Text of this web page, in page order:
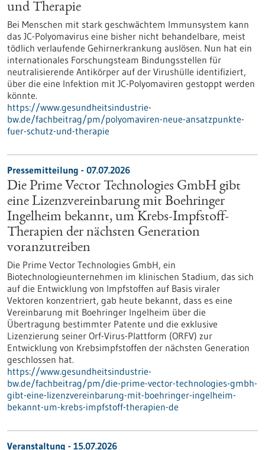
und Therapie
Bei Menschen mit stark geschwächtem Immunsystem kann
das JC-Polyomavirus eine bisher nicht behandelbare, meist
tödlich verlaufende Gehirnerkrankung auslösen. Nun hat ein
internationales Forschungsteam Bindungsstellen für
neutralisierende Antikörper auf der Virushülle identifiziert,
über die eine Infektion mit JC-Polyomaviren gestoppt werden
könnte.
https://www.gesundheitsindustrie-
bw.de/fachbeitrag/pm/polyomaviren-neue-ansatzpunkte-
fuer-schutz-und-therapie
Pressemitteilung - 07.07.2026
Die Prime Vector Technologies GmbH gibt
eine Lizenzvereinbarung mit Boehringer
Ingelheim bekannt, um Krebs-Impfstoff-
Therapien der nächsten Generation
voranzutreiben
Die Prime Vector Technologies GmbH, ein
Biotechnologieunternehmen im klinischen Stadium, das sich
auf die Entwicklung von Impfstoffen auf Basis viraler
Vektoren konzentriert, gab heute bekannt, dass es eine
Vereinbarung mit Boehringer Ingelheim über die
Übertragung bestimmter Patente und die exklusive
Lizenzierung seiner Orf-Virus-Plattform (ORFV) zur
Entwicklung von Krebsimpfstoffen der nächsten Generation
geschlossen hat.
https://www.gesundheitsindustrie-
bw.de/fachbeitrag/pm/die-prime-vector-technologies-gmbh-
gibt-eine-lizenzvereinbarung-mit-boehringer-ingelheim-
bekannt-um-krebs-impfstoff-therapien-de
Veranstaltung - 15.07.2026